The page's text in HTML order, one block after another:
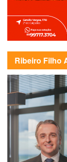
Ribeiro Filho